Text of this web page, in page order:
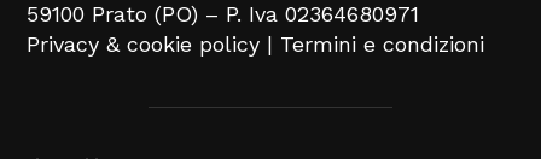
59100 Prato (PO) – P. Iva 02364680971
Privacy & cookie policy | Termini e condizioni